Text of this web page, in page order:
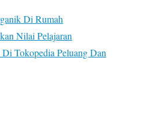
Di Rumah
Nilai Pelajaran
Tokopedia Peluang Dan